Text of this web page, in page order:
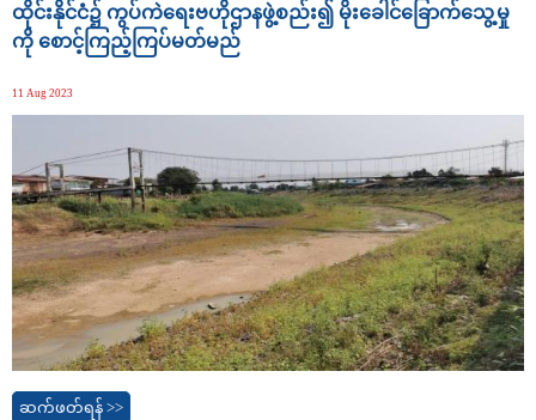
ထိုင်းနိုင်ငံ၌ ကွပ်ကဲရေးဗဟိုဌာနဖွဲ့စည်း၍ မိုးခေါင်ခြောက်သွေ့မှု
ကို စောင့်ကြည့်ကြပ်မတ်မည်
11 Aug 2023
ဆက်ဖတ်ရန် >>